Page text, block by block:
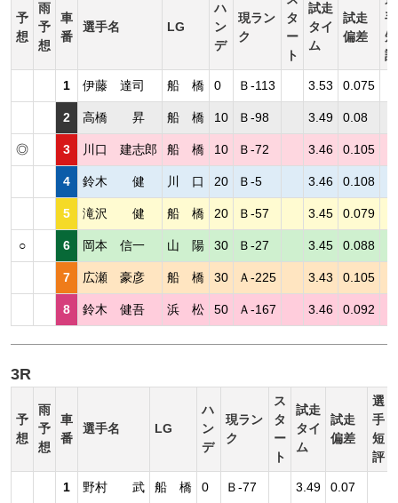
予
想
雨
予
想
車
番
選手名 LG
ハ
ン
デ
現ラン
ク
タ
ー
ト
試走
タイ
ム
試走
偏差
手
短
評
1 伊藤 達司 船 橋 0 Ｂ-113 3.53 0.075
2 高橋 昇 船 橋 10 Ｂ-98 3.49 0.08
◎ 3 川口 建志郎 船 橋 10 Ｂ-72 3.46 0.105
4 鈴木 健 川 口 20 Ｂ-5 3.46 0.108
5 滝沢 健 船 橋 20 Ｂ-57 3.45 0.079
○ 6 岡本 信一 山 陽 30 Ｂ-27 3.45 0.088
7 広瀬 豪彦 船 橋 30 Ａ-225 3.43 0.105
8 鈴木 健吾 浜 松 50 Ａ-167 3.46 0.092
3R
予
想
雨
予
想
車
番
選手名 LG
ハ
ン
デ
現ラン
ク
ス
タ
ー
ト
試走
タイ
ム
試走
偏差
選
手
短
評
1 野村 武 船 橋 0 Ｂ-77 3.49 0.07